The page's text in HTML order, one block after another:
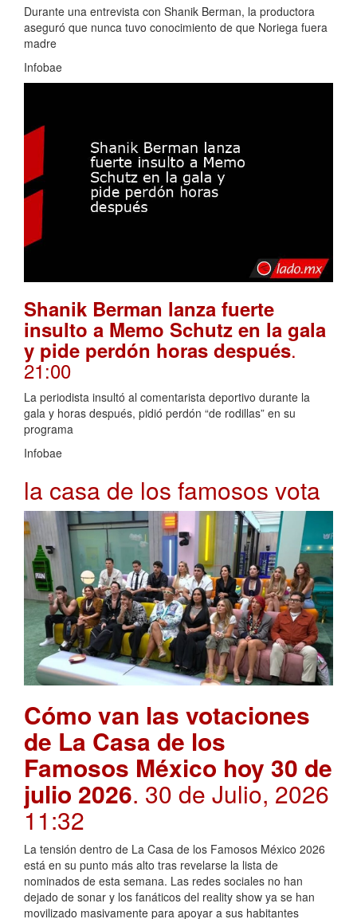
Durante una entrevista con Shanik Berman, la productora
aseguró que nunca tuvo conocimiento de que Noriega fuera
madre
Infobae
Shanik Berman lanza fuerte
insulto a Memo Schutz en la gala
y pide perdón horas después.
21:00
La periodista insultó al comentarista deportivo durante la
gala y horas después, pidió perdón “de rodillas” en su
programa
Infobae
la casa de los famosos vota
Cómo van las votaciones
de La Casa de los
Famosos México hoy 30 de
julio 2026. 30 de Julio, 2026
11:32
La tensión dentro de La Casa de los Famosos México 2026
está en su punto más alto tras revelarse la lista de
nominados de esta semana. Las redes sociales no han
dejado de sonar y los fanáticos del reality show ya se han
movilizado masivamente para apoyar a sus habitantes